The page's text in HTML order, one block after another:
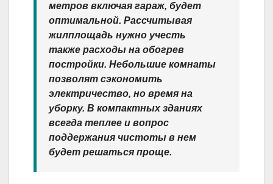
метров включая гараж, будет
оптимальной. Рассчитывая
жилплощадь нужно учесть
также расходы на обогрев
постройки. Небольшие комнаты
позволят сэкономить
электричество, но время на
уборку. В компактных зданиях
всегда теплее и вопрос
поддержания чистоты в нем
будет решаться проще.